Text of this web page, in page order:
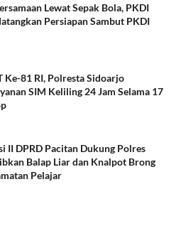
Lewat Sepak Bola, PKDI
Persiapan Sambut PKDI
Ke-81 RI, Polresta Sidoarjo
SIM Keliling 24 Jam Selama 17
II DPRD Pacitan Dukung Polres
Balap Liar dan Knalpot Brong
Pelajar